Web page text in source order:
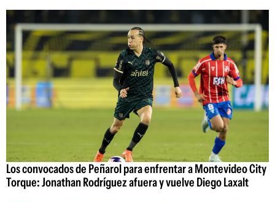
Los convocados de Peñarol para enfrentar a Montevideo City
Torque: Jonathan Rodríguez afuera y vuelve Diego Laxalt